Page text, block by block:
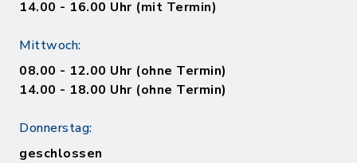
14.00 - 16.00 Uhr (mit Termin)
Mittwoch:
08.00 - 12.00 Uhr (ohne Termin)
14.00 - 18.00 Uhr (ohne Termin)
Donnerstag:
geschlossen